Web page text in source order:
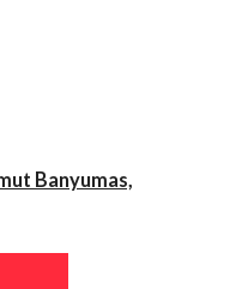
Banyumas,